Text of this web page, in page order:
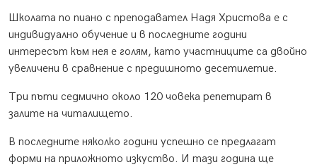
Школата по пиано с преподавател Надя Христова е с
индивидуално обучение и в последните години
интересът към нея е голям, като участниците са двойно
увеличени в сравнение с предишното десетилетие.
Три пъти седмично около 120 човека репетират в
залите на читалището.
В последните няколко години успешно се предлагат
форми на приложното изкуство. И тази година ще